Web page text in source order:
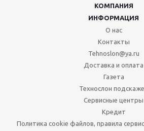
КОМПАНИЯ
ИНФОРМАЦИЯ
О нас
Контакты
Tehnoslon@ya.ru
Доставка и оплата
Газета
Технослон
Сервисные центры
Кредит
Политика cookie файлов, правила